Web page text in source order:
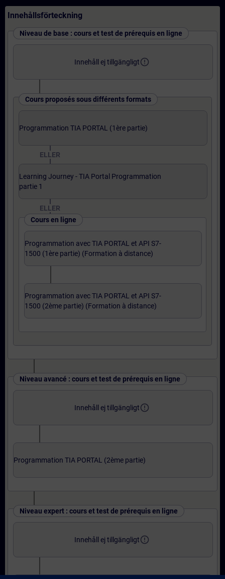
Innehållsförteckning
Niveau de base : cours et test de prérequis en ligne
Innehåll ej tillgängligterror_outline
Cours proposés sous différents formats
Programmation TIA PORTAL (1ère partie)
ELLER
Learning Journey - TIA Portal Programmation
partie 1
ELLER
Cours en ligne
Programmation avec TIA PORTAL et API S7-
1500 (1ère partie) (Formation à distance)
Programmation avec TIA PORTAL et API S7-
1500 (2ème partie) (Formation à distance)
Niveau avancé : cours et test de prérequis en ligne
Innehåll ej tillgängligterror_outline
Programmation TIA PORTAL (2ème partie)
Niveau expert : cours et test de prérequis en ligne
Innehåll ej tillgängligterror_outline